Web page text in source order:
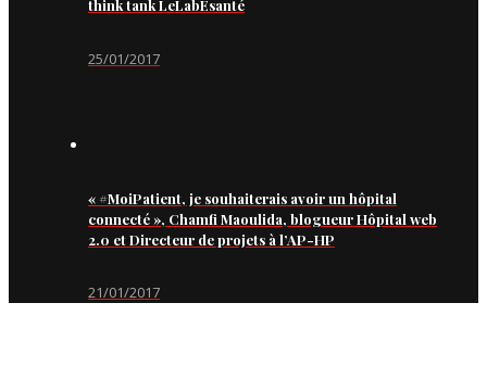
think tank LeLabEsanté
25/01/2017
« #MoiPatient, je souhaiterais avoir un hôpital
connecté », Chamfi Maoulida, blogueur Hôpital web
2.0 et Directeur de projets à l’AP-HP
21/01/2017